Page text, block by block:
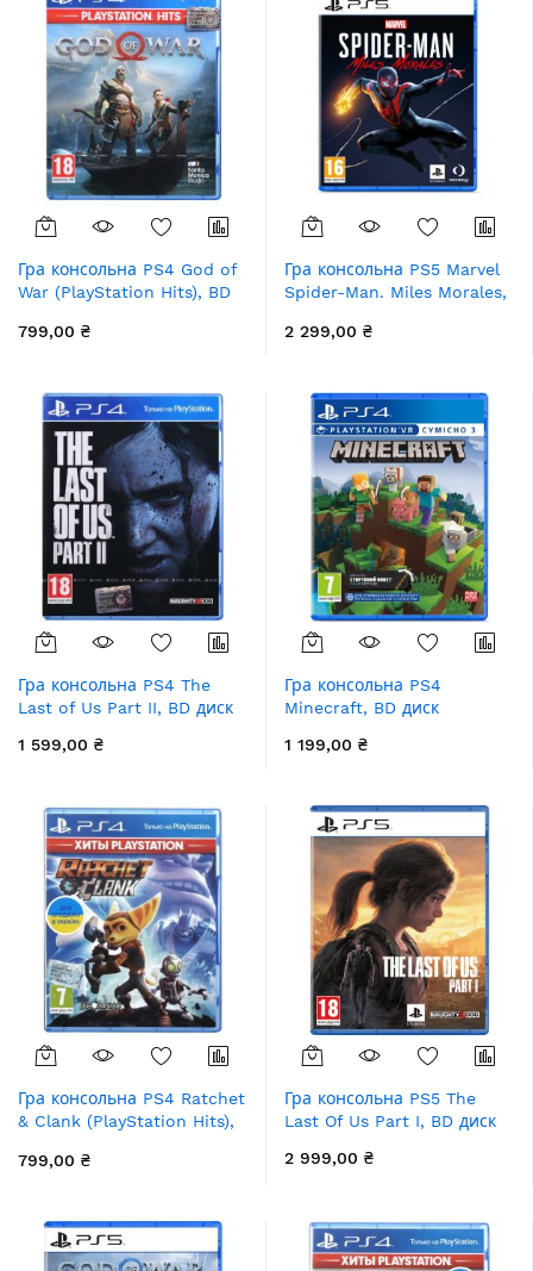
Гра консольна PS4 God of
War (PlayStation Hits), BD
799,00 ₴
Гра консольна PS5 Marvel
Spider-Man. Miles Morales,
2 299,00 ₴
Гра консольна PS4 The
Last of Us Part II, BD диск
1 599,00 ₴
Гра консольна PS4
Minecraft, BD диск
1 199,00 ₴
Гра консольна PS4 Ratchet
& Clank (PlayStation Hits),
799,00 ₴
Гра консольна PS5 The
Last Of Us Part I, BD диск
2 999,00 ₴